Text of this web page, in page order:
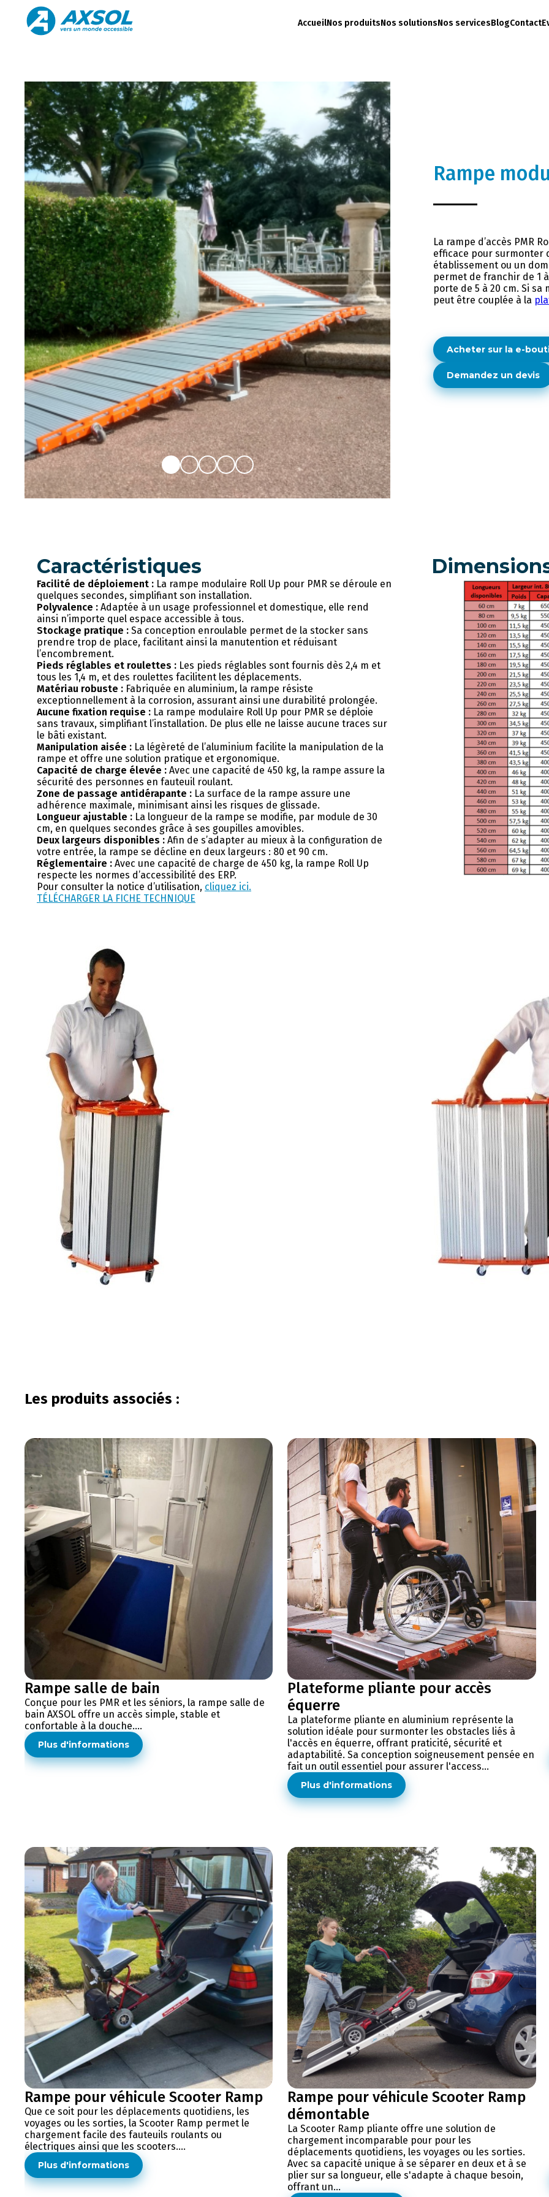
AccueilNos produitsNos solutionsNos servicesBlogContact
Rampe
La rampe d’accès PMR
efficace pour surmonter
établissement ou un
permet de franchir de 1
porte de 5 à 20 cm. Si sa
peut être couplée à la
Acheter sur la e-
Demandez un devis
Caractéristiques
Facilité de déploiement : La rampe modulaire Roll Up pour PMR se déroule en
quelques secondes, simplifiant son installation.
Polyvalence : Adaptée à un usage professionnel et domestique, elle rend
ainsi n’importe quel espace accessible à tous.
Stockage pratique : Sa conception enroulable permet de la stocker sans
prendre trop de place, facilitant ainsi la manutention et réduisant
l’encombrement.
Pieds réglables et roulettes : Les pieds réglables sont fournis dès 2,4 m et
tous les 1,4 m, et des roulettes facilitent les déplacements.
Matériau robuste : Fabriquée en aluminium, la rampe résiste
exceptionnellement à la corrosion, assurant ainsi une durabilité prolongée.
Aucune fixation requise : La rampe modulaire Roll Up pour PMR se déploie
sans travaux, simplifiant l’installation. De plus elle ne laisse aucune traces sur
le bâti existant.
Manipulation aisée : La légèreté de l’aluminium facilite la manipulation de la
rampe et offre une solution pratique et ergonomique.
Capacité de charge élevée : Avec une capacité de 450 kg, la rampe assure la
sécurité des personnes en fauteuil roulant.
Zone de passage antidérapante : La surface de la rampe assure une
adhérence maximale, minimisant ainsi les risques de glissade.
Longueur ajustable : La longueur de la rampe se modifie, par module de 30
cm, en quelques secondes grâce à ses goupilles amovibles.
Deux largeurs disponibles : Afin de s’adapter au mieux à la configuration de
votre entrée, la rampe se décline en deux largeurs : 80 et 90 cm.
Réglementaire : Avec une capacité de charge de 450 kg, la rampe Roll Up
respecte les normes d’accessibilité des ERP.
Pour consulter la notice d’utilisation, cliquez ici.
TÉLÉCHARGER LA FICHE TECHNIQUE
Les produits associés :
Rampe salle de bain
Conçue pour les PMR et les séniors, la rampe salle de
bain AXSOL offre un accès simple, stable et
confortable à la douche....
Plus d'informations
Plateforme pliante pour accès
équerre
La plateforme pliante en aluminium représente la
solution idéale pour surmonter les obstacles liés à
l'accès en équerre, offrant praticité, sécurité et
adaptabilité. Sa conception soigneusement pensée en
fait un outil essentiel pour assurer l'access...
Plus d'informations
Rampe pour véhicule Scooter Ramp
Que ce soit pour les déplacements quotidiens, les
voyages ou les sorties, la Scooter Ramp permet le
chargement facile des fauteuils roulants ou
électriques ainsi que les scooters....
Plus d'informations
Rampe pour véhicule Scooter Ramp
démontable
La Scooter Ramp pliante offre une solution de
chargement incomparable pour pour les
déplacements quotidiens, les voyages ou les sorties.
Avec sa capacité unique à se séparer en deux et à se
plier sur sa longueur, elle s'adapte à chaque besoin,
offrant un...